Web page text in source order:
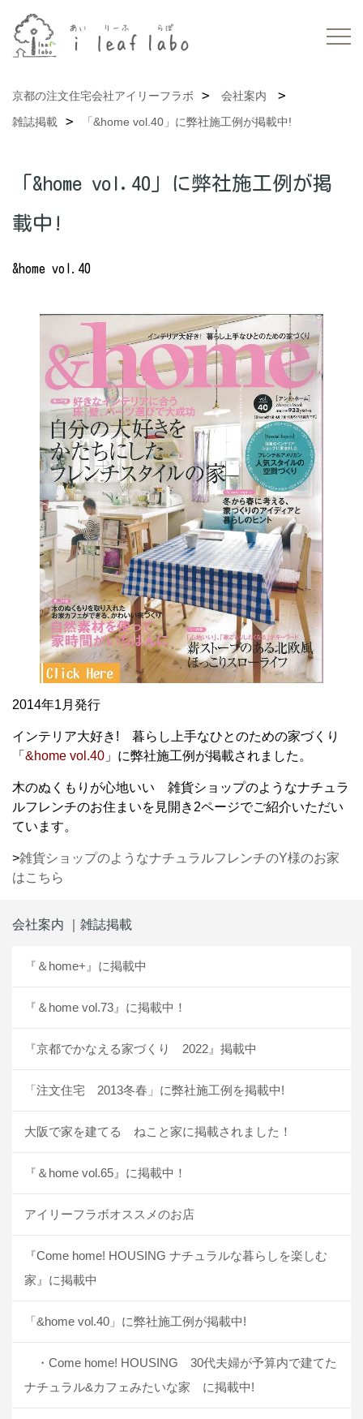
京都の注文住宅会社アイリーフラボ
会社案内
雑誌掲載
「&home vol.40」に弊社施工例が掲載中!
「&home vol.40」に弊社施工例が掲
載中!
&home vol.40
2014年1月発行
インテリア大好き! 暮らし上手なひとのための家づくり
「 &home vol.40 」に弊社施工例が掲載されました。
木のぬくもりが心地いい 雑貨ショップのようなナチュラ
ルフレンチのお住まいを見開き2ページでご紹介いただい
ています。
>雑貨ショップのようなナチュラルフレンチのY様のお家
はこちら
会社案内 ｜雑誌掲載
『＆home+』に掲載中
『＆home vol.73』に掲載中！
『京都でかなえる家づくり 2022』掲載中
「注文住宅 2013冬春」に弊社施工例を掲載中!
大阪で家を建てる ねこと家に掲載されました！
『＆home vol.65』に掲載中！
アイリーフラボオススメのお店
『Come home! HOUSING ナチュラルな暮らしを楽しむ
家』に掲載中
「&home vol.40」に弊社施工例が掲載中!
・Come home! HOUSING 30代夫婦が予算内で建てた
ナチュラル&カフェみたいな家 に掲載中!